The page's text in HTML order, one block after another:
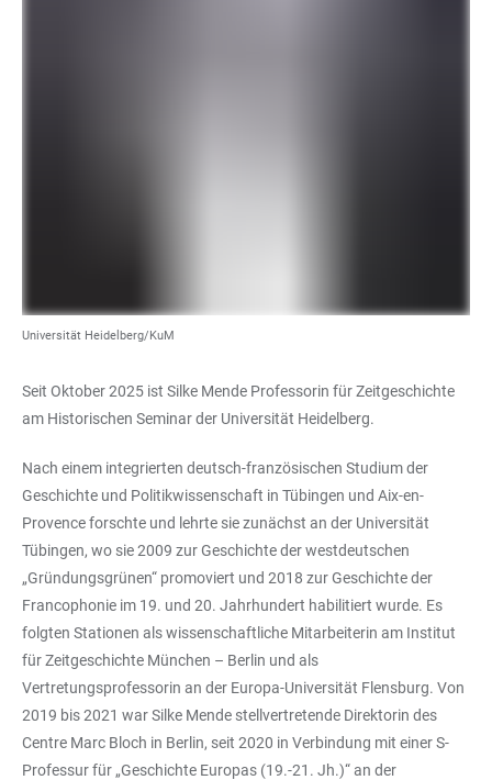
Universität Heidelberg/KuM
Seit Oktober 2025 ist Silke Mende Professorin für Zeitgeschichte
am Historischen Seminar der Universität Heidelberg.
Nach einem integrierten deutsch-französischen Studium der
Geschichte und Politikwissenschaft in Tübingen und Aix-en-
Provence forschte und lehrte sie zunächst an der Universität
Tübingen, wo sie 2009 zur Geschichte der westdeutschen
„Gründungsgrünen“ promoviert und 2018 zur Geschichte der
Francophonie im 19. und 20. Jahrhundert habilitiert wurde. Es
folgten Stationen als wissenschaftliche Mitarbeiterin am Institut
für Zeitgeschichte München – Berlin und als
Vertretungsprofessorin an der Europa-Universität Flensburg. Von
2019 bis 2021 war Silke Mende stellvertretende Direktorin des
Centre Marc Bloch in Berlin, seit 2020 in Verbindung mit einer S-
Professur für „Geschichte Europas (19.-21. Jh.)“ an der